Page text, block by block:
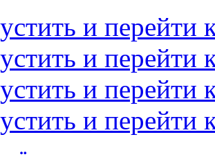
и перейти
и перейти
и перейти
и перейти